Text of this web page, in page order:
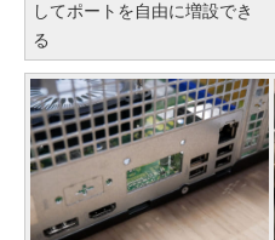
してポートを自由に増設でき
る